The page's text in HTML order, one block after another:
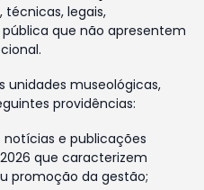
legais,
que não apresentem
unidades museológicas,
providências:
e publicações
que caracterizem
promoção da gestão;